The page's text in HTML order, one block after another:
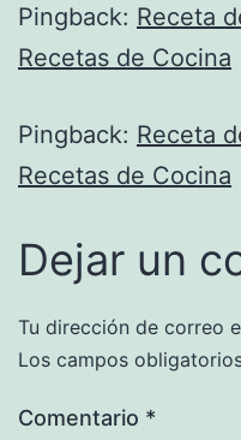
Pingback: Receta
Recetas de Cocina
Pingback: Receta
Recetas de Cocina
Dejar un
Tu dirección de correo
Los campos
Comentario *